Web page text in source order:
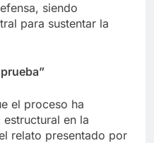
siendo
para sustentar la
el proceso ha
en la
relato presentado por